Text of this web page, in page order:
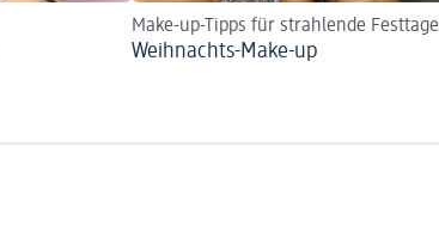
Make-up-Tipps für strahlende Festtage
Weihnachts-Make-up